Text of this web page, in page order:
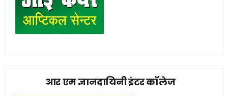
आर एम ज्ञानदायिनी इंटर कॉलेज